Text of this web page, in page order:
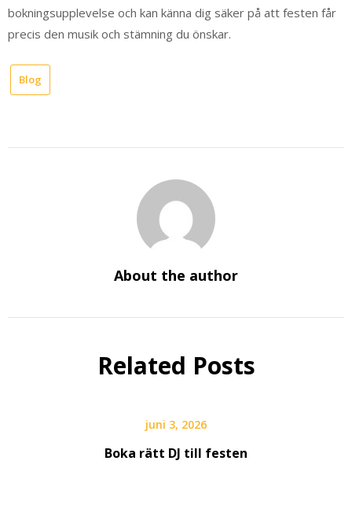
bokningsupplevelse och kan känna dig säker på att festen får
precis den musik och stämning du önskar.
Blog
About the author
Related Posts
juni 3, 2026
Boka rätt DJ till festen